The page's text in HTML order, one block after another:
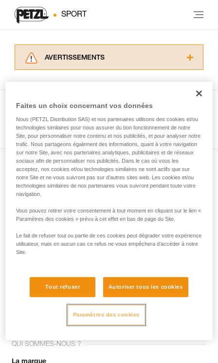
SPORT
AVERTISSEMENTS
informations de la notice technique pour
d’informations.
Maîtriser ces techniques nécessite une
formation et un entraînement spécifique. Validez
avec un professionnel votre capacité à refaire
la manipulation, seul, en toute sécurité, avant
de la reproduire en autonomie.
Nous donnons des exemples de techniques
Voir tous les conseils
Abonnez-vous à la newsletter
et restez connecté à notre actualité
Email *
Rejoignez la communauté !
QUI SOMMES-NOUS ?
Faites un choix concernant vos données
Nous (PETZL Distribution SAS) et nos partenaires utilisons des cookies et/ou
technologies similaires pour nous assurer du bon fonctionnement de notre
Site, pour personnaliser notre contenu et nos publicités, et pour analyser notre
trafic. Nous partageons également des informations, quant à votre navigation
sur notre Site, avec nos partenaires analytiques, publicitaires et de réseaux
sociaux afin de personnaliser nos publicités. Dans le cas où vous les
acceptez, nos cookies et/ou technologies similaires ne sont actifs que sur
notre Site et ne vous suivront pas sur d’autres sites web. Les cookies et/ou
technologies similaires de nos partenaires vous suivront pendant toute votre
navigation.
Vous pouvez retirer votre consentement à tout moment en cliquant sur le lien «
Paramètres des cookies » prévu à cet effet en bas de page du Site.
Le fait de refuser tout ou partie de ces cookies peut dégrader votre expérience
utilisateur, mais en aucun cas ce refus ne vous empêchera d’accéder à notre
Site.
Tout refuser Autoriser tous les cookies
Paramètres des cookies